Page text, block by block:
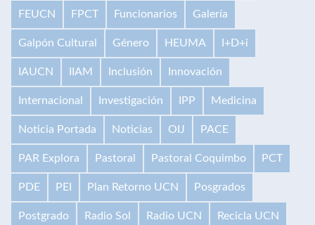
FEUCN FPCT Funcionarios Galería
Galpón Cultural Género HEUMA I+D+i
IAUCN IIAM Inclusión Innovación
Internacional Investigación IPP Medicina
Noticia Portada Noticias OIJ PACE
PAR Explora Pastoral Pastoral Coquimbo PCT
PDE PEI Plan Retorno UCN Posgrados
Postgrado Radio Sol Radio UCN Recicla UCN